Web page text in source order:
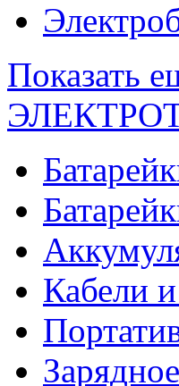
Показать
Кабели